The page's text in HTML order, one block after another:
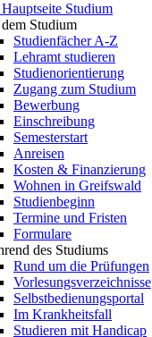
Studium
Studium
Studienfächer A-Z
Lehramt studieren
Studienorientierung
Zugang zum Studium
Bewerbung
Einschreibung
Semesterstart
Anreisen
Kosten & Finanzierung
Wohnen in Greifswald
Studienbeginn
Termine und Fristen
Formulare
des Studiums
Rund um die Prüfungen
Vorlesungsverzeichnisse
Selbstbedienungsportal
Im Krankheitsfall
Studieren mit Handicap